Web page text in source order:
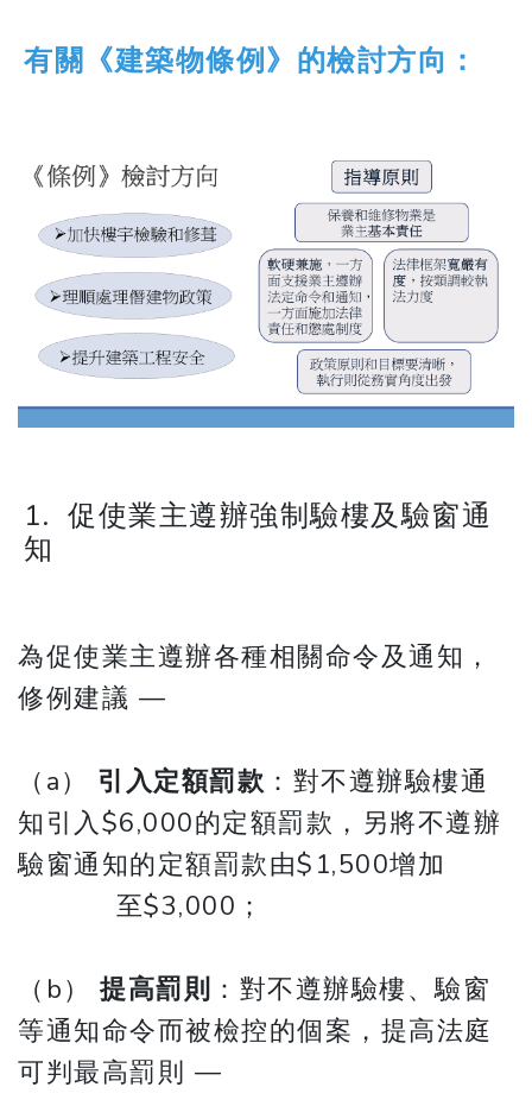
有關《建築物條例》的檢討方向：
1. 促使業主遵辦強制驗樓及驗窗通
知
為促使業主遵辦各種相關命令及通知，
修例建議 —
（a） 引入定額罰款 ：對不遵辦驗樓通
知引入$6,000的定額罰款，另將不遵辦
驗窗通知的定額罰款由$1,500增加
至$3,000；
（b） 提高罰則 ：對不遵辦驗樓、驗窗
等通知命令而被檢控的個案，提高法庭
可判最高罰則 —